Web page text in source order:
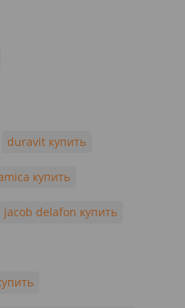
duravit купить
купить
jacob delafon купить